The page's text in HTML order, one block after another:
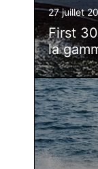
27 juillet
First
la